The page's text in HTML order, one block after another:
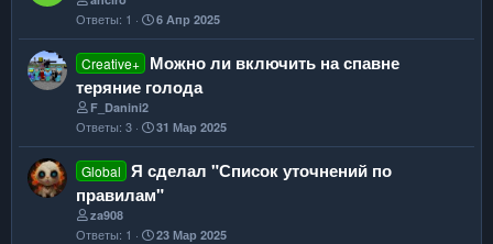
Ответы 1 6 Апр 2025
Creative+ Можно ли включить на спавне
теряние голода
F_Danini2
Ответы 3 31 Мар 2025
Global
Я сделал "Список уточнений по
правилам"
za908
Ответы 1 23 Мар 2025